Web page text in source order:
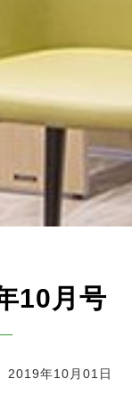
10月号
2019年10月01日